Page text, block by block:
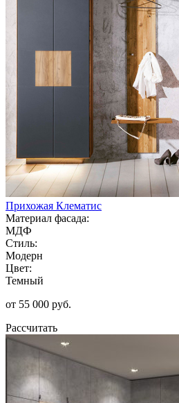
Прихожая Клематис
Материал фасада:
МДФ
Стиль:
Модерн
Цвет:
Темный
от 55 000 руб.
Рассчитать